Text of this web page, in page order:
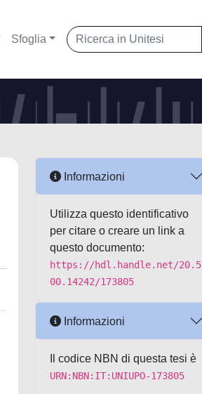
Sfoglia
Informazioni
Utilizza questo identificativo
per citare o creare un link a
questo documento:
https://hdl.handle.net/20.5
00.14242/173805
Informazioni
Il codice NBN di questa tesi è
URN:NBN:IT:UNIUPO-173805